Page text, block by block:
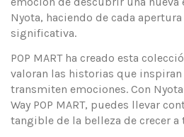
Nyota, haciendo de cada
significativa.
POP MART ha creado esta
valoran las historias que inspiran
transmiten emociones. Con
Way POP MART, puedes llevar
tangible de la belleza de crecer a